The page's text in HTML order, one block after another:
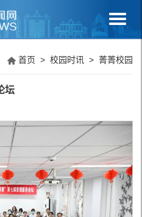
首页 > 校园时讯 > 菁菁校园
坛